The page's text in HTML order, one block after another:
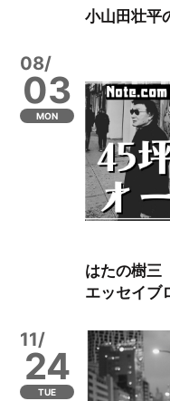
小山田壮平
08/
03
MON
はたの樹三
エッセイブ
11/
24
TUE